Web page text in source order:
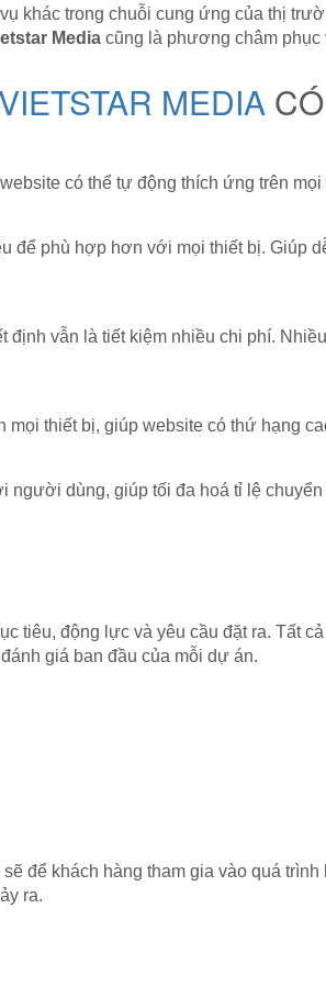
khác trong chuỗi cung ứng của thị
Media cũng là phương châm phục
VIETSTAR MEDIA
có thể tự động thích ứng trên
phù hợp hơn với mọi thiết bị. Giúp
vẫn là tiết kiệm nhiều chi phí.
thiết bị, giúp website có thứ hạng
dùng, giúp tối đa hoá tỉ lệ
tiêu, động lực và yêu cầu đặt ra. Tất
giá ban đầu của mỗi dự án.
sẽ để khách hàng tham gia vào quá
ra.